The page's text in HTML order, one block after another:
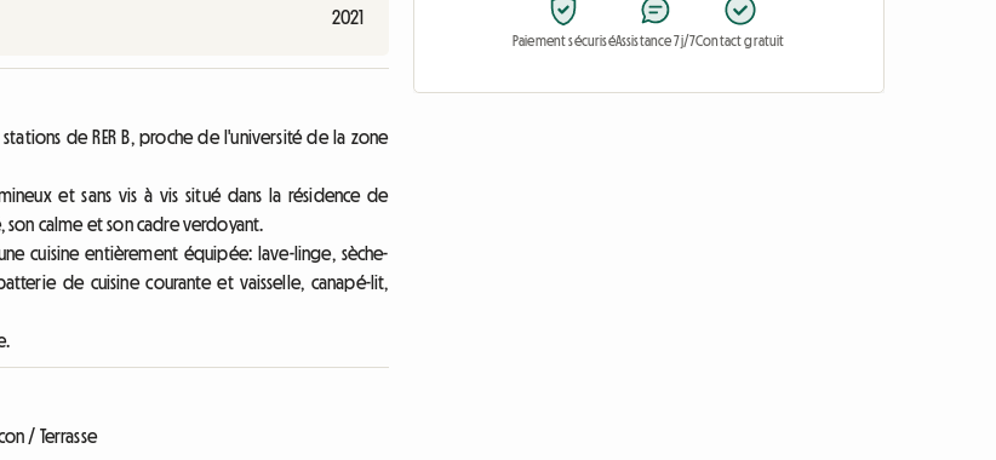
2021
de RER B, proche de l'université de la zone
et sans vis à vis situé dans la résidence de
son calme et son cadre verdoyant.
cuisine entièrement équipée: lave-linge, sèche-
de cuisine courante et vaisselle, canapé-lit,
/ Terrasse
Paiement sécuriséAssistance 7j/7Contact gratuit